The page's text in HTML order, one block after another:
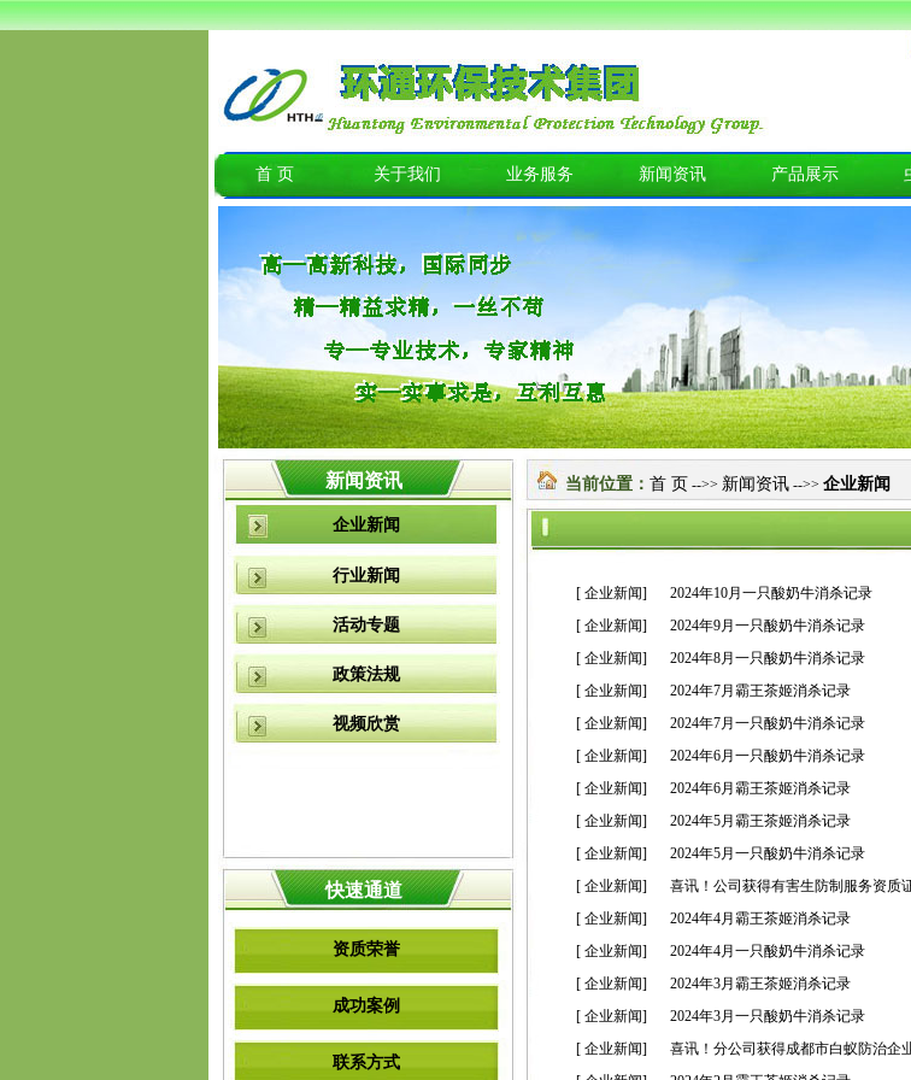
首 页 关于我们 业务服务 新闻资讯 产品展示
新闻资讯
企业新闻
行业新闻
活动专题
政策法规
视频欣赏
快速通道
资质荣誉
成功案例
联系方式
当前位置： 首 页 -->> 新闻资讯 -->> 企业新闻
[ 企业新闻] 2024年10月一只酸奶牛消杀记录
[ 企业新闻]
2024年9月一只酸奶牛消杀记录
[ 企业新闻]
2024年8月一只酸奶牛消杀记录
[ 企业新闻]
2024年7月霸王茶姬消杀记录
[ 企业新闻]
2024年7月一只酸奶牛消杀记录
[ 企业新闻]
2024年6月一只酸奶牛消杀记录
[ 企业新闻]
2024年6月霸王茶姬消杀记录
[ 企业新闻]
2024年5月霸王茶姬消杀记录
[ 企业新闻]
2024年5月一只酸奶牛消杀记录
[ 企业新闻]
喜讯！公司获得有害生防制服务资质
[ 企业新闻]
2024年4月霸王茶姬消杀记录
[ 企业新闻]
2024年4月一只酸奶牛消杀记录
[ 企业新闻]
2024年3月霸王茶姬消杀记录
[ 企业新闻]
2024年3月一只酸奶牛消杀记录
[ 企业新闻]
喜讯！分公司获得成都市白蚁防治企